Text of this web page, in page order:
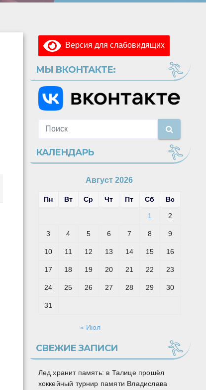
Версия для слабовидящих
МЫ ВКОНТАКТЕ:
КАЛЕНДАРЬ
Август 2026
Пн Вт Ср Чт Пт Сб Вс
1 2
3 4 5 6 7 8 9
10 11 12 13 14 15 16
17 18 19 20 21 22 23
24 25 26 27 28 29 30
31
« Июл
СВЕЖИЕ ЗАПИСИ
Лед хранит память: в Талице прошёл
хоккейный турнир памяти Владислава